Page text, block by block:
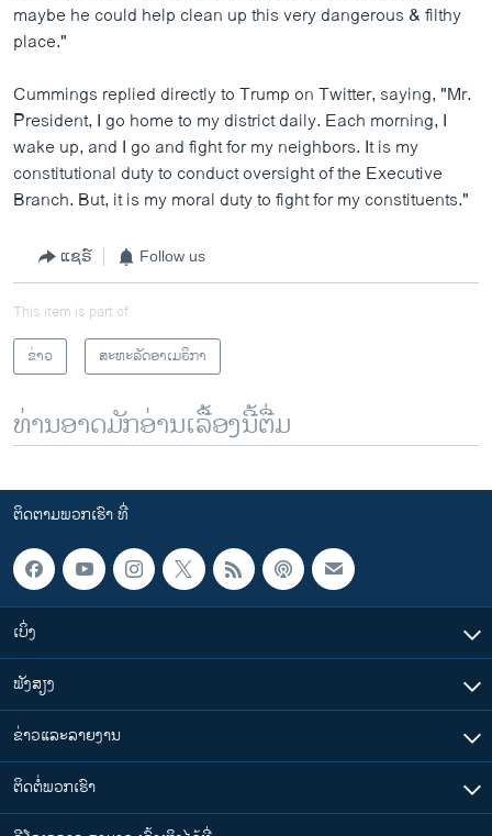
maybe he could help clean up this very dangerous & filthy
place."
Cummings replied directly to Trump on Twitter, saying, "Mr.
President, I go home to my district daily. Each morning, I
wake up, and I go and fight for my neighbors. It is my
constitutional duty to conduct oversight of the Executive
Branch. But, it is my moral duty to fight for my constituents."
ແຊຣ໌ Follow us
This item is part of
ຂ່າວ
ສະຫະລັດອາເມຣິກາ
ທ່ານອາດມັກອ່ານເລື້ອງນີ້ຕື່ມ
ຕິດຕາມພວກເຮົາ ທີ່
ເບິ່ງ
ຟັງສຽງ
ຂ່າວແລະລາຍງານ
ຕິດຕໍ່ພວກເຮົາ